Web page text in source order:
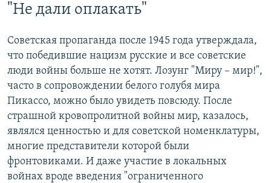
"Не дали оплакать"
Советская пропаганда после 1945 года утверждала,
что победившие нацизм русские и все советские
люди войны больше не хотят. Лозунг "Миру – мир!",
часто в сопровождении белого голубя мира
Пикассо, можно было увидеть повсюду. После
страшной кровопролитной войны мир, казалось,
являлся ценностью и для советской номенклатуры,
многие представители которой были
фронтовиками. И даже участие в локальных
войнах вроде введения "ограниченного